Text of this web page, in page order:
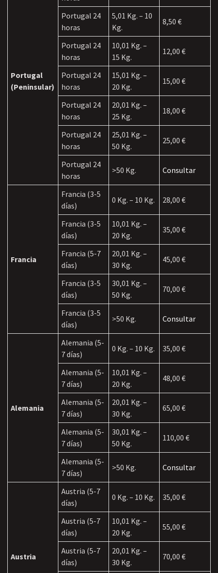
Portugal
(Peninsular)
Portugal 24
horas
5,01 Kg. – 10
Kg.
8,50 €
Portugal 24
horas
10,01 Kg. –
15 Kg.
12,00 €
Portugal 24
horas
15,01 Kg. –
20 Kg.
15,00 €
Portugal 24
horas
20,01 Kg. –
25 Kg.
18,00 €
Portugal 24
horas
25,01 Kg. –
50 Kg.
25,00 €
Portugal 24
horas
>50 Kg. Consultar
Francia
Francia (3-5
días)
0 Kg. – 10 Kg. 28,00 €
Francia (3-5
días)
10,01 Kg. –
20 Kg.
35,00 €
Francia (5-7
días)
20,01 Kg. –
30 Kg.
45,00 €
Francia (3-5
días)
30,01 Kg. –
50 Kg.
70,00 €
Francia (3-5
días)
>50 Kg. Consultar
Alemania
Alemania (5-
7 días)
0 Kg. – 10 Kg. 35,00 €
Alemania (5-
7 días)
10,01 Kg. –
20 Kg.
48,00 €
Alemania (5-
7 días)
20,01 Kg. –
30 Kg.
65,00 €
Alemania (5-
7 días)
30,01 Kg. –
50 Kg.
110,00 €
Alemania (5-
7 días)
>50 Kg. Consultar
Austria
Austria (5-7
días)
0 Kg. – 10 Kg. 35,00 €
Austria (5-7
días)
10,01 Kg. –
20 Kg.
55,00 €
Austria (5-7
días)
20,01 Kg. –
30 Kg.
70,00 €